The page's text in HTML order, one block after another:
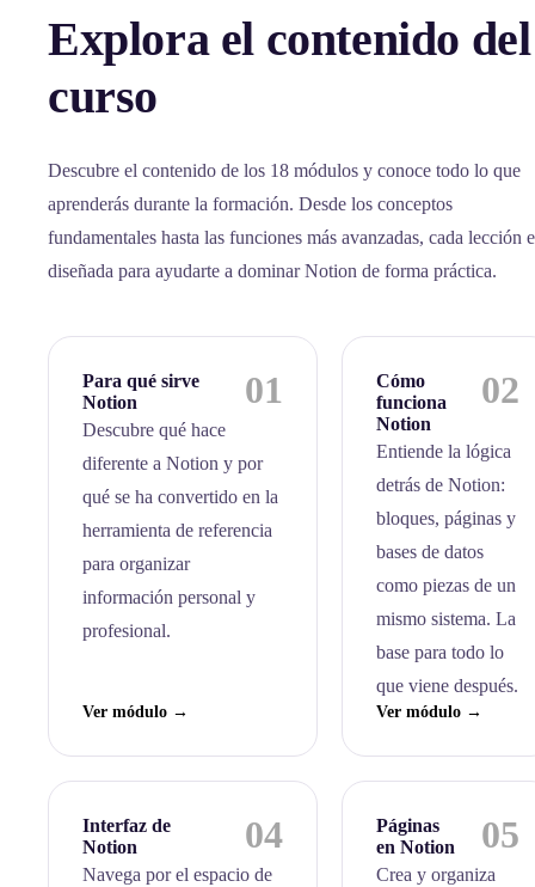
Explora el contenido del
curso
Descubre el contenido de los 18 módulos y conoce todo lo que
aprenderás durante la formación. Desde los conceptos
fundamentales hasta las funciones más avanzadas, cada lección
diseñada para ayudarte a dominar Notion de forma práctica.
Para qué sirve
Notion
01
Descubre qué hace
diferente a Notion y por
qué se ha convertido en la
herramienta de referencia
para organizar
información personal y
profesional.
Ver módulo →
Cómo
funciona
Notion
02
Entiende la lógica
detrás de Notion:
bloques, páginas y
bases de datos
como piezas de un
mismo sistema. La
base para todo lo
que viene después.
Ver módulo →
Interfaz de
Notion
04
Navega por el espacio de
Páginas
en Notion
05
Crea y organiza